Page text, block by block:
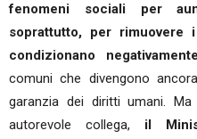
fenomeni sociali per
soprattutto, per rimuovere
condizionano
comuni che divengono
garanzia dei diritti umani.
autorevole collega, il